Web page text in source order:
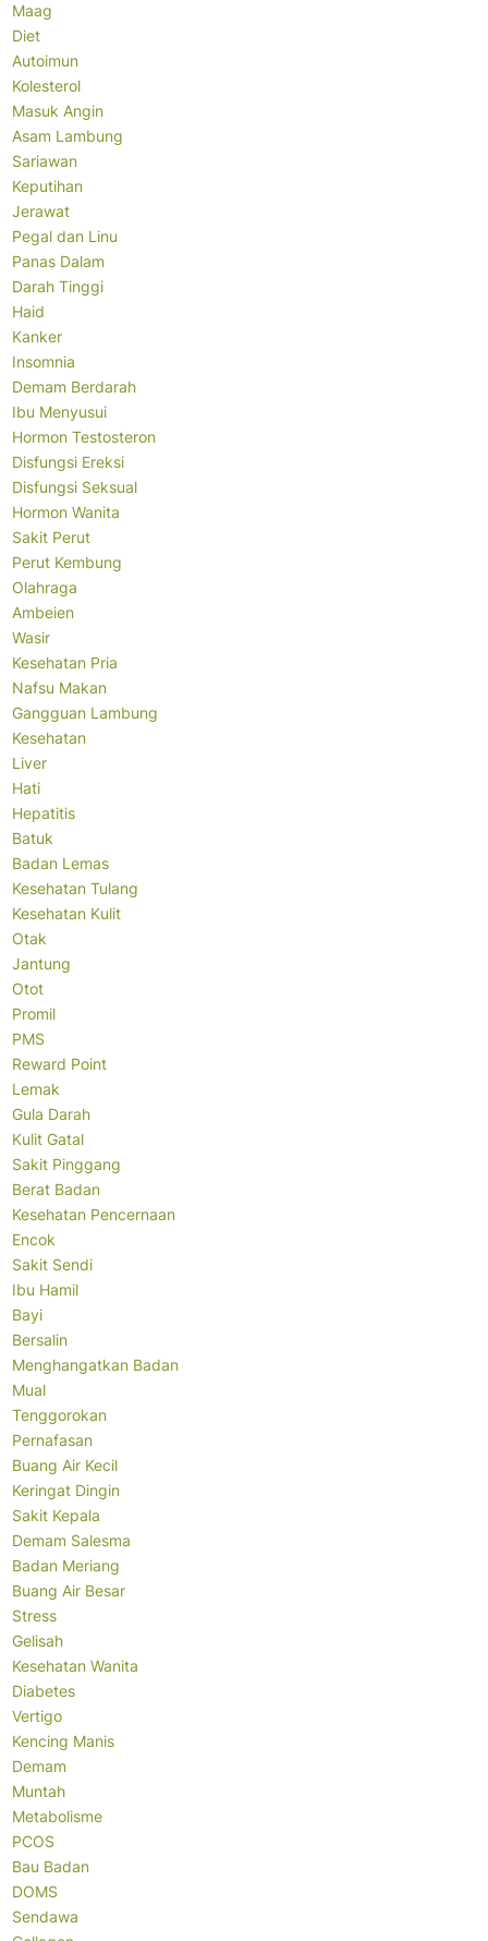
Maag
Diet
Autoimun
Kolesterol
Masuk Angin
Asam Lambung
Sariawan
Keputihan
Jerawat
Pegal dan Linu
Panas Dalam
Darah Tinggi
Haid
Kanker
Insomnia
Demam Berdarah
Ibu Menyusui
Hormon Testosteron
Disfungsi Ereksi
Disfungsi Seksual
Hormon Wanita
Sakit Perut
Perut Kembung
Olahraga
Ambeien
Wasir
Kesehatan Pria
Nafsu Makan
Gangguan Lambung
Kesehatan
Liver
Hati
Hepatitis
Batuk
Badan Lemas
Kesehatan Tulang
Kesehatan Kulit
Otak
Jantung
Otot
Promil
PMS
Reward Point
Lemak
Gula Darah
Kulit Gatal
Sakit Pinggang
Berat Badan
Kesehatan Pencernaan
Encok
Sakit Sendi
Ibu Hamil
Bayi
Bersalin
Menghangatkan Badan
Mual
Tenggorokan
Pernafasan
Buang Air Kecil
Keringat Dingin
Sakit Kepala
Demam Salesma
Badan Meriang
Buang Air Besar
Stress
Gelisah
Kesehatan Wanita
Diabetes
Vertigo
Kencing Manis
Demam
Muntah
Metabolisme
PCOS
Bau Badan
DOMS
Sendawa